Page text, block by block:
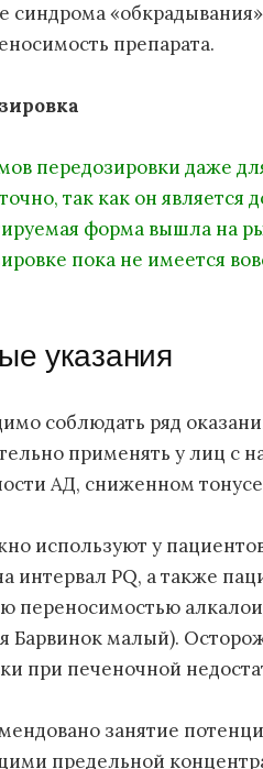
синдрома
препарата.
передозировки даже
так как он
форма вышла на
пока не имеется
указания
соблюдать ряд
применять у лиц с
АД, сниженном тонусе
используют у
интервал PQ, а также
переносимостью
Барвинок малый).
при печеночной
занятие
предельной